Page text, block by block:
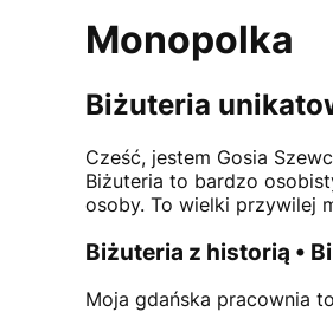
Monopolka
Biżuteria
Cześć, jestem Gosia
Biżuteria to bardzo
osoby. To wielki przywilej
Biżuteria z historią •
Moja gdańska pracownia